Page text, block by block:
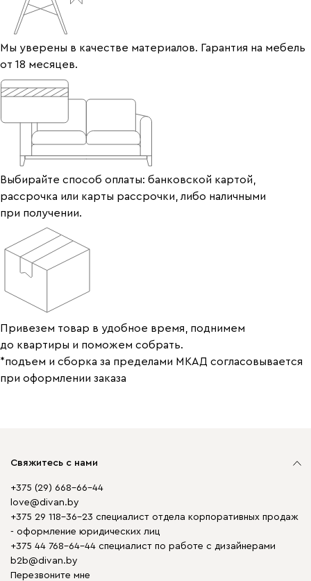
Мы уверены в качестве материалов. Гарантия на мебель
от 18 месяцев.
Выбирайте способ оплаты: банковской картой,
рассрочка или карты рассрочки, либо наличными
при получении.
Привезем товар в удобное время, поднимем
до квартиры и поможем собрать.
*подъем и сборка за пределами МКАД согласовывается
при оформлении заказа
Свяжитесь с нами
+375 (29) 668-66-44
love@divan.by
+375 29 118-36-23 специалист отдела корпоративных продаж
- оформление юридических лиц
+375 44 768-64-44 специалист по работе с дизайнерами
b2b@divan.by
Перезвоните мне